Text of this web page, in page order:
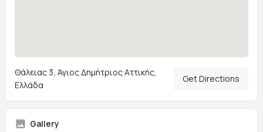
Θάλειας 3, Άγιος Δημήτριος Αττικής,
Ελλάδα
Get Directions
Gallery